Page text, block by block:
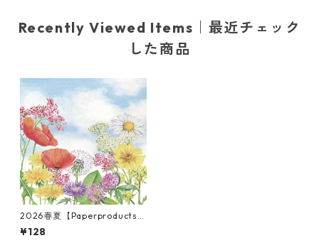
Recently Viewed Items｜最近チェック
した商品
2026春夏【Paperproducts
Design】バラ売り2枚 ランチ
サイズ ペーパーナプキン Sum
¥128